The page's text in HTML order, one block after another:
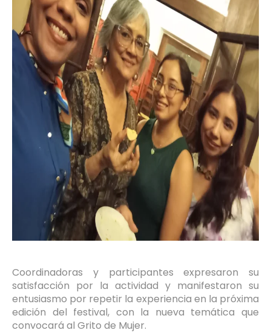
Coordinadoras y participantes expresaron su
satisfacción por la actividad y manifestaron su
entusiasmo por repetir la experiencia en la próxima
edición del festival, con la nueva temática que
convocará al Grito de Mujer.